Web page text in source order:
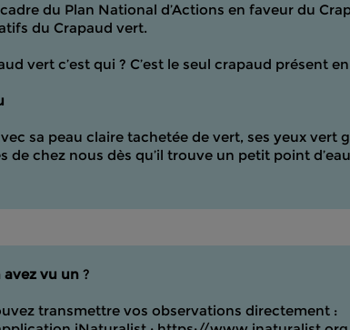
du Plan National d’Actions en faveur du
du Crapaud vert.
vert c’est qui ? C’est le seul crapaud présent
sa peau claire tachetée de vert, ses yeux
de chez nous dès qu’il trouve un petit point
avez vu un ?
transmettre vos observations directement :